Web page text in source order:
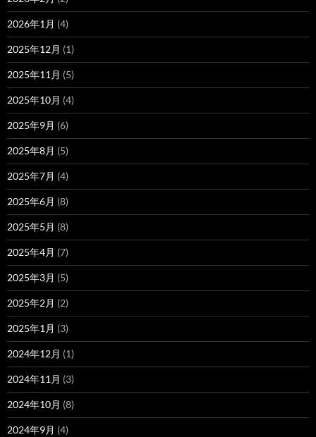
2026年1月 (4)
2025年12月 (1)
2025年11月 (5)
2025年10月 (4)
2025年9月 (6)
2025年8月 (5)
2025年7月 (4)
2025年6月 (8)
2025年5月 (8)
2025年4月 (7)
2025年3月 (5)
2025年2月 (2)
2025年1月 (3)
2024年12月 (1)
2024年11月 (3)
2024年10月 (8)
2024年9月 (4)